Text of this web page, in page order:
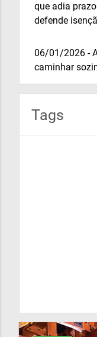
que adia
defende
06/01/2026 -
caminhar
Tags